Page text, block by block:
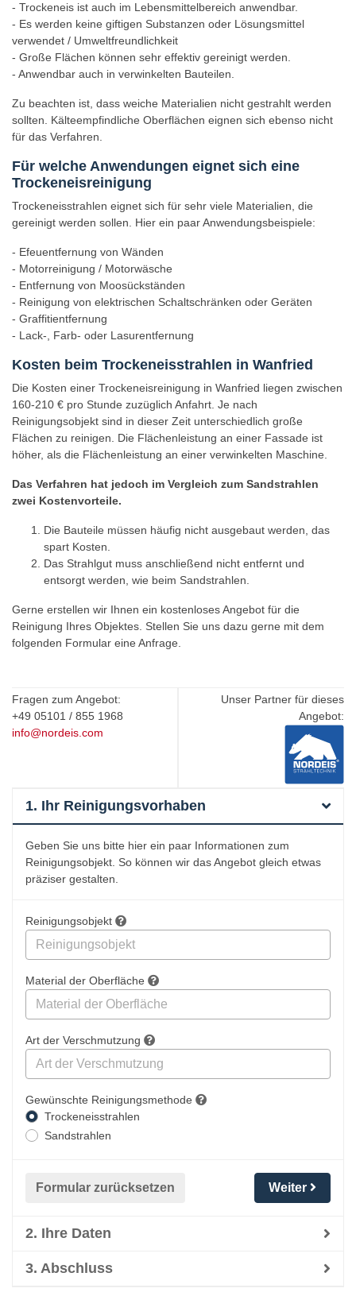
Heizungs-
Check
Angebote
Photovoltaikanlage
in
Wanfried
Alarmanlagen
Wanfried
Hausnotruf
Wanfried
spezial:
carsharing
Arbeitgeber
-
Arbeitnehmer
für
Ihr
Bauprojekt
Einblasdämmung
Wanfried
Trockeneisstrahlen
Wanfried
Fenster
Wanfried
Haustür
Wanfried
- Trockeneis ist auch im Lebensmittelbereich anwendbar.
- Es werden keine giftigen Substanzen oder Lösungsmittel
verwendet / Umweltfreundlichkeit
- Große Flächen können sehr effektiv gereinigt werden.
- Anwendbar auch in verwinkelten Bauteilen.
Zu beachten ist, dass weiche Materialien nicht gestrahlt werden
sollten. Kälteempfindliche Oberflächen eignen sich ebenso nicht
für das Verfahren.
Für welche Anwendungen eignet sich eine
Trockeneisreinigung
Trockeneisstrahlen eignet sich für sehr viele Materialien, die
gereinigt werden sollen. Hier ein paar Anwendungsbeispiele:
- Efeuentfernung von Wänden
- Motorreinigung / Motorwäsche
- Entfernung von Moosückständen
- Reinigung von elektrischen Schaltschränken oder Geräten
- Graffitientfernung
- Lack-, Farb- oder Lasurentfernung
Kosten beim Trockeneisstrahlen in Wanfried
Die Kosten einer Trockeneisreinigung in Wanfried liegen zwischen
160-210 € pro Stunde zuzüglich Anfahrt. Je nach
Reinigungsobjekt sind in dieser Zeit unterschiedlich große
Flächen zu reinigen. Die Flächenleistung an einer Fassade ist
höher, als die Flächenleistung an einer verwinkelten Maschine.
Das Verfahren hat jedoch im Vergleich zum Sandstrahlen
zwei Kostenvorteile.
Die Bauteile müssen häufig nicht ausgebaut werden, das
spart Kosten.
Das Strahlgut muss anschließend nicht entfernt und
entsorgt werden, wie beim Sandstrahlen.
Gerne erstellen wir Ihnen ein kostenloses Angebot für die
Reinigung Ihres Objektes. Stellen Sie uns dazu gerne mit dem
folgenden Formular eine Anfrage.
Fragen zum Angebot:
+49 05101 / 855 1968
info@nordeis.com
Unser Partner für dieses
Angebot:
1. Ihr Reinigungsvorhaben
Geben Sie uns bitte hier ein paar Informationen zum
Reinigungsobjekt. So können wir das Angebot gleich etwas
präziser gestalten.
Reinigungsobjekt
Material der Oberfläche
Art der Verschmutzung
Gewünschte Reinigungsmethode
Trockeneisstrahlen
Sandstrahlen
Formular zurücksetzen Weiter
2. Ihre Daten
3. Abschluss